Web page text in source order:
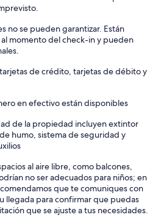
no se pueden garantizar. Están
momento del check-in y pueden
de crédito, tarjetas de débito y
en efectivo están disponibles
de la propiedad incluyen extintor
humo, sistema de seguridad y
al aire libre, como balcones,
no ser adecuados para niños; en
que te comuniques con
llegada para confirmar que puedas
que se ajuste a tus necesidades.